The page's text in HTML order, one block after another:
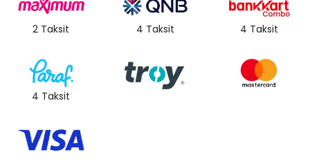
2 Taksit 4 Taksit 4 Taksit
4 Taksit